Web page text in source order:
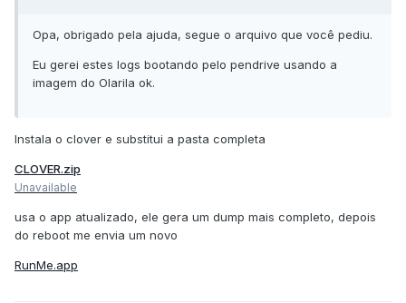
Opa, obrigado pela ajuda, segue o arquivo que você pediu.
Eu gerei estes logs bootando pelo pendrive usando a
imagem do Olarila ok.
Instala o clover e substitui a pasta completa
CLOVER.zip
Unavailable
usa o app atualizado, ele gera um dump mais completo, depois
do reboot me envia um novo
RunMe.app